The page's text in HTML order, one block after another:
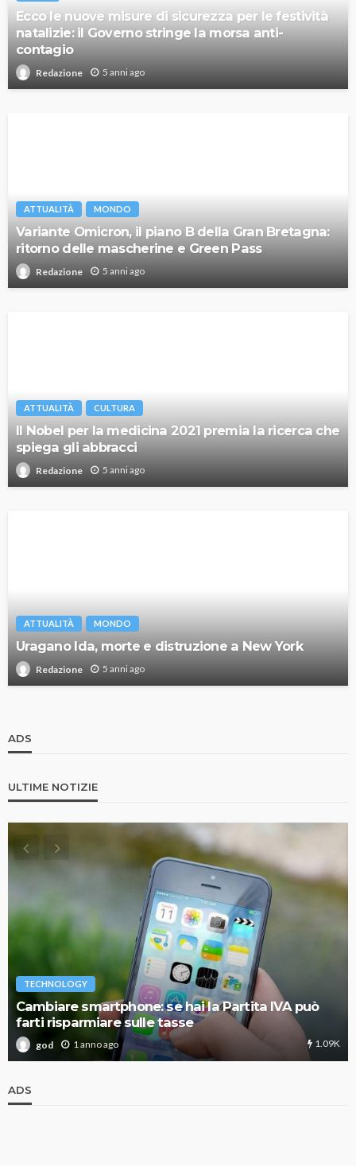
Ecco le nuove misure di sicurezza per le festività
natalizie: il Governo stringe la morsa anti-
contagio
Redazione 5 anni ago
ATTUALITÀ MONDO
Variante Omicron, il piano B della Gran Bretagna:
ritorno delle mascherine e Green Pass
Redazione 5 anni ago
ATTUALITÀ CULTURA
Il Nobel per la medicina 2021 premia la ricerca che
spiega gli abbracci
Redazione 5 anni ago
ATTUALITÀ MONDO
Uragano Ida, morte e distruzione a New York
Redazione 5 anni ago
ADS
ULTIME NOTIZIE
TECHNOLOGY
Cambiare smartphone: se hai la Partita IVA può
farti risparmiare sulle tasse
god 1 anno ago 1.09K
ADS